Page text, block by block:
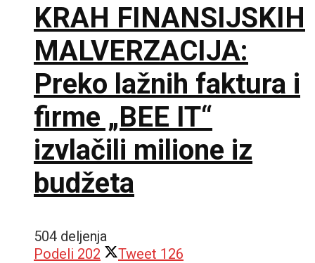
KRAH FINANSIJSKIH
MALVERZACIJA:
Preko lažnih faktura i
firme „BEE IT“
izvlačili milione iz
budžeta
504 deljenja
Podeli 202 Tweet 126